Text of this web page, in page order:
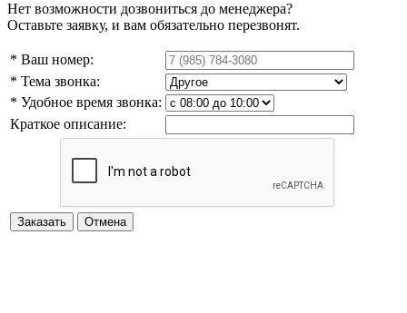
Нет возможности дозвониться до менеджера?
Оставьте заявку, и вам обязательно перезвонят.
* Ваш номер:
* Тема звонка:
* Удобное время звонка:
Краткое описание: